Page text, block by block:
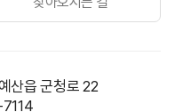
산읍 군청로 22